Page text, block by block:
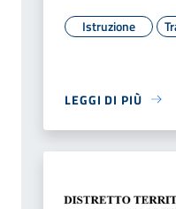
Istruzione
LEGGI DI PIÙ